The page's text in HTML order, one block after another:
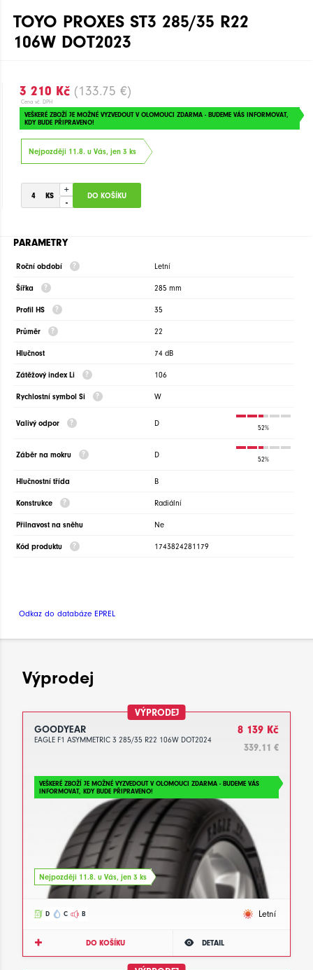
TOYO PROXES ST3 285/35 R22
106W DOT2023
3 210 Kč (133.75 €)
Cena vč. DPH
VEŠKERÉ ZBOŽÍ JE MOŽNÉ VYZVEDOUT V OLOMOUCI ZDARMA - BUDEME VÁS INFORMOVAT,
KDY BUDE PŘIPRAVENO!
Nejpozději 11.8. u Vás, jen 3 ks
+
-
PARAMETRY
Roční období Letní
Šířka 285 mm
Profil HS 35
Průměr 22
Hlučnost 74 dB
Zátěžový index Li 106
Rychlostní symbol Si W
Valivý odpor D
52%
Záběr na mokru D
52%
Hlučnostní třída B
Konstrukce Radiální
Přilnavost na sněhu Ne
Kód produktu 1743824281179
Odkaz do databáze EPREL
Výprodej
VÝPRODEJ
GOODYEAR
EAGLE F1 ASYMMETRIC 3 285/35 R22 106W DOT2024
8 139 Kč
339.11 €
VEŠKERÉ ZBOŽÍ JE MOŽNÉ VYZVEDOUT V OLOMOUCI ZDARMA - BUDEME VÁS
INFORMOVAT, KDY BUDE PŘIPRAVENO!
Nejpozději 11.8. u Vás, jen 3 ks
D C B Letní
DO KOŠÍKU DETAIL